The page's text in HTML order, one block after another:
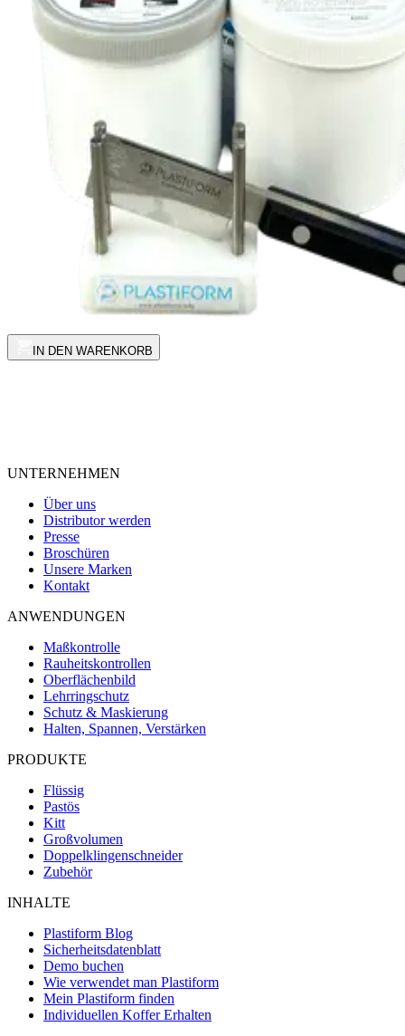
IN DEN WARENKORB
UNTERNEHMEN
Über uns
Distributor werden
Presse
Broschüren
Unsere Marken
Kontakt
ANWENDUNGEN
Maßkontrolle
Rauheitskontrollen
Oberflächenbild
Lehrringschutz
Schutz & Maskierung
Halten, Spannen, Verstärken
PRODUKTE
Flüssig
Pastös
Kitt
Großvolumen
Doppelklingenschneider
Zubehör
INHALTE
Plastiform Blog
Sicherheitsdatenblatt
Demo buchen
Wie verwendet man Plastiform
Mein Plastiform finden
Individuellen Koffer Erhalten